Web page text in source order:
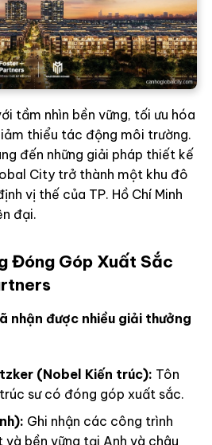
tầm nhìn bền vững, tối ưu hóa
thiểu tác động môi trường.
đến những giải pháp thiết kế
City trở thành một khu đô
vị thế của TP. Hồ Chí Minh
đại.
Đóng Góp Xuất Sắc
nhận được nhiều giải thưởng
(Nobel Kiến trúc): Tôn
sư có đóng góp xuất sắc.
Ghi nhận các công trình
và bền vững tại Anh và châu